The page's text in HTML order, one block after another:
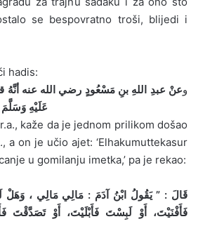
se bespovratno troši, blijedi i
hadis:
وعنْ عبدِ اللهِ بنِ مَسْعُودٍ رضي الله عنه أنَّهُ
عَلَيْهِ وَسَلَّمَ
kaže da je jednom prilikom došao
a on je učio ajet: ‘Elhakumuttekasur
u gomilanju imetka,’ pa je rekao:
قَالَ : ” يَقُولُ ابْنُ آدَمَ : مَالِي مَالِي ، وَهَلْ
فَأَفْنَيْتَ، أَوْ لَبِسْتَ فَأَبْلَيْتَ، أَوْ تَصَدَّقْتَ